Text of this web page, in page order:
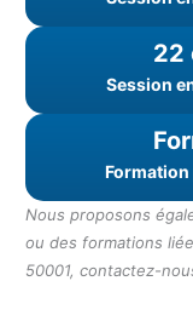
22
Session
Nous proposons
ou des formations
50001, contactez-